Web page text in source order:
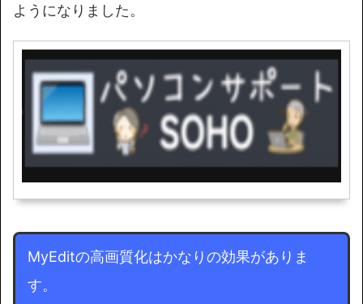
ようになりました。
MyEditの高画質化はかなりの効果がありま
す。